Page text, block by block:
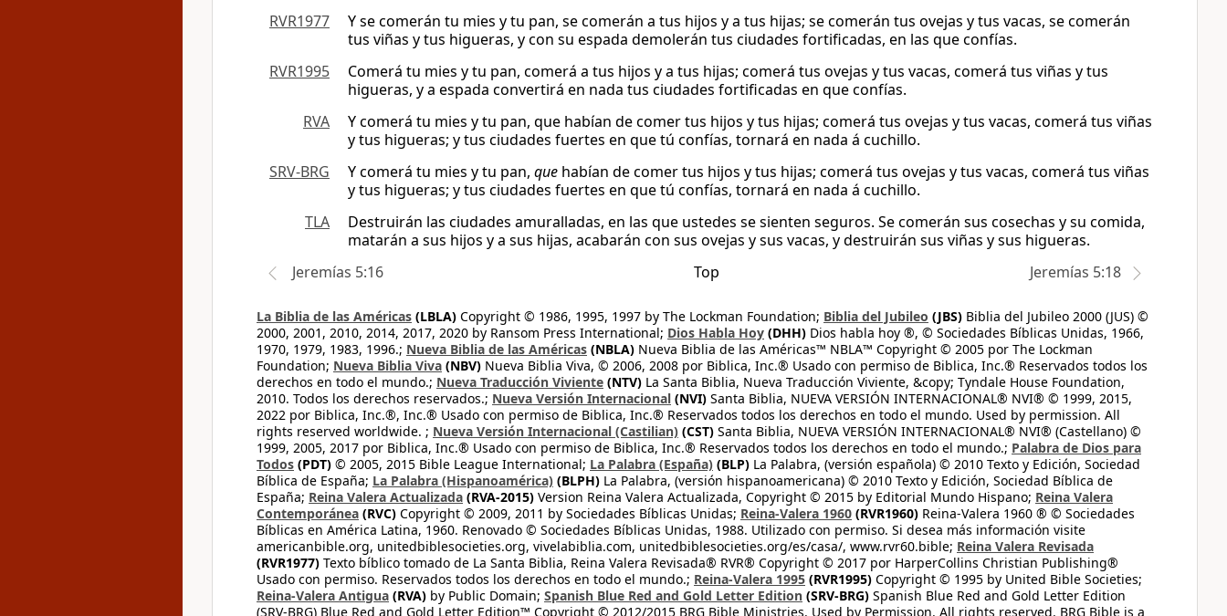
RVR1977
Y se comerán tu mies y tu pan, se comerán a tus hijos y a tus hijas; se comerán tus ovejas y tus vacas, se comerán
tus viñas y tus higueras, y con su espada demolerán tus ciudades fortificadas, en las que confías.
RVR1995
Comerá tu mies y tu pan, comerá a tus hijos y a tus hijas; comerá tus ovejas y tus vacas, comerá tus viñas y tus
higueras, y a espada convertirá en nada tus ciudades fortificadas en que confías.
RVA
Y comerá tu mies y tu pan, que habían de comer tus hijos y tus hijas; comerá tus ovejas y tus vacas, comerá tus viñas
y tus higueras; y tus ciudades fuertes en que tú confías, tornará en nada á cuchillo.
SRV-BRG
Y comerá tu mies y tu pan, que habían de comer tus hijos y tus hijas; comerá tus ovejas y tus vacas, comerá tus viñas
y tus higueras; y tus ciudades fuertes en que tú confías, tornará en nada á cuchillo.
TLA
Destruirán las ciudades amuralladas, en las que ustedes se sienten seguros. Se comerán sus cosechas y su comida,
matarán a sus hijos y a sus hijas, acabarán con sus ovejas y sus vacas, y destruirán sus viñas y sus higueras.
Jeremías 5:16
Top Jeremías 5:18
La Biblia de las Américas (LBLA) Copyright © 1986, 1995, 1997 by The Lockman Foundation; Biblia del Jubileo (JBS) Biblia del Jubileo 2000 (JUS) ©
2000, 2001, 2010, 2014, 2017, 2020 by Ransom Press International; Dios Habla Hoy (DHH) Dios habla hoy ®, © Sociedades Bíblicas Unidas, 1966,
1970, 1979, 1983, 1996.; Nueva Biblia de las Américas (NBLA) Nueva Biblia de las Américas™ NBLA™ Copyright © 2005 por The Lockman
Foundation; Nueva Biblia Viva (NBV) Nueva Biblia Viva, © 2006, 2008 por Biblica, Inc.® Usado con permiso de Biblica, Inc.® Reservados todos los
derechos en todo el mundo.; Nueva Traducción Viviente (NTV) La Santa Biblia, Nueva Traducción Viviente, &copy; Tyndale House Foundation,
2010. Todos los derechos reservados.; Nueva Versión Internacional (NVI) Santa Biblia, NUEVA VERSIÓN INTERNACIONAL® NVI® © 1999, 2015,
2022 por Biblica, Inc.®, Inc.® Usado con permiso de Biblica, Inc.® Reservados todos los derechos en todo el mundo. Used by permission. All
rights reserved worldwide. ; Nueva Versión Internacional (Castilian) (CST) Santa Biblia, NUEVA VERSIÓN INTERNACIONAL® NVI® (Castellano) ©
1999, 2005, 2017 por Biblica, Inc.® Usado con permiso de Biblica, Inc.® Reservados todos los derechos en todo el mundo.; Palabra de Dios para
Todos (PDT) © 2005, 2015 Bible League International; La Palabra (España) (BLP) La Palabra, (versión española) © 2010 Texto y Edición, Sociedad
Bíblica de España; La Palabra (Hispanoamérica) (BLPH) La Palabra, (versión hispanoamericana) © 2010 Texto y Edición, Sociedad Bíblica de
España; Reina Valera Actualizada (RVA-2015) Version Reina Valera Actualizada, Copyright © 2015 by Editorial Mundo Hispano; Reina Valera
Contemporánea (RVC) Copyright © 2009, 2011 by Sociedades Bíblicas Unidas; Reina-Valera 1960 (RVR1960) Reina-Valera 1960 ® © Sociedades
Bíblicas en América Latina, 1960. Renovado © Sociedades Bíblicas Unidas, 1988. Utilizado con permiso. Si desea más información visite
americanbible.org, unitedbiblesocieties.org, vivelabiblia.com, unitedbiblesocieties.org/es/casa/, www.rvr60.bible; Reina Valera Revisada
(RVR1977) Texto bíblico tomado de La Santa Biblia, Reina Valera Revisada® RVR® Copyright © 2017 por HarperCollins Christian Publishing®
Usado con permiso. Reservados todos los derechos en todo el mundo.; Reina-Valera 1995 (RVR1995) Copyright © 1995 by United Bible Societies;
Reina-Valera Antigua (RVA) by Public Domain; Spanish Blue Red and Gold Letter Edition (SRV-BRG) Spanish Blue Red and Gold Letter Edition
(SRV-BRG) Blue Red and Gold Letter Edition™ Copyright © 2012/2015 BRG Bible Ministries. Used by Permission. All rights reserved. BRG Bible is a